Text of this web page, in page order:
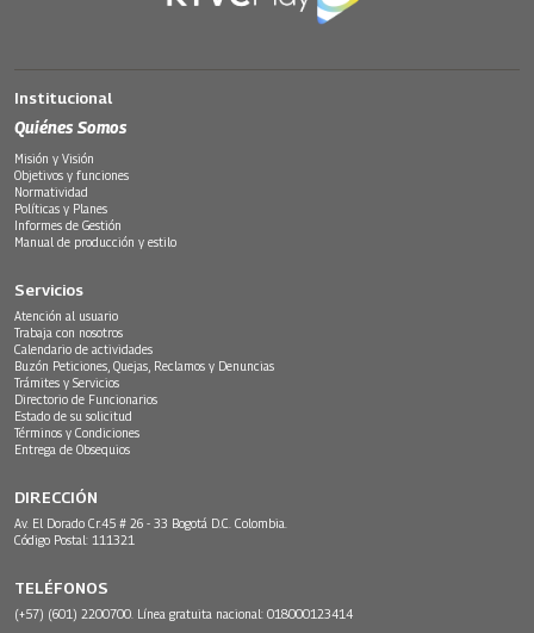
Institucional
Quiénes Somos
Misión y Visión
Objetivos y funciones
Normatividad
Políticas y Planes
Informes de Gestión
Manual de producción y estilo
Servicios
Atención al usuario
Trabaja con nosotros
Calendario de actividades
Buzón Peticiones, Quejas, Reclamos y Denuncias
Trámites y Servicios
Directorio de Funcionarios
Estado de su solicitud
Términos y Condiciones
Entrega de Obsequios
DIRECCIÓN
Av. El Dorado Cr.45 # 26 - 33 Bogotá D.C. Colombia.
Código Postal: 111321
TELÉFONOS
(+57) (601) 2200700. Línea gratuita nacional: 018000123414